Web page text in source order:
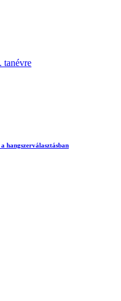
tanévre
hangszerválasztásban